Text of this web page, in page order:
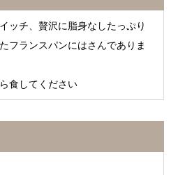
ッチ、贅沢に脂身なしたっぷり
フランスパンにはさんでありま
食してください